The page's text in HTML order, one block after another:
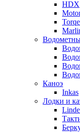
HDX
Каноэ
Inkas
Лодки и